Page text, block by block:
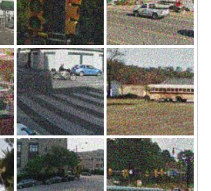
CeProDH exige